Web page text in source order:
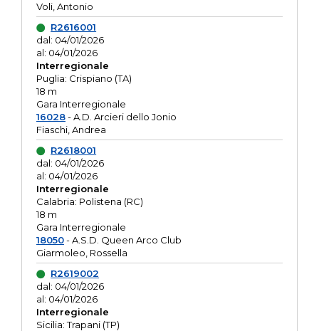
Voli, Antonio
R2616001
dal: 04/01/2026
al: 04/01/2026
Interregionale
Puglia: Crispiano (TA)
18 m
Gara Interregionale
16028- A.D. Arcieri dello Jonio
Fiaschi, Andrea
R2618001
dal: 04/01/2026
al: 04/01/2026
Interregionale
Calabria: Polistena (RC)
18 m
Gara Interregionale
18050- A.S.D. Queen Arco Club
Giarmoleo, Rossella
R2619002
dal: 04/01/2026
al: 04/01/2026
Interregionale
Sicilia: Trapani (TP)